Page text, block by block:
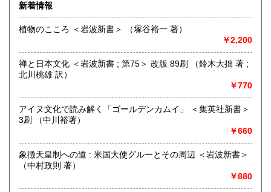
追分コロニーは「豊かな暮らし」をテーマにした「村の古本
屋」です。人が精神的に豊かな生活を送るための 様々な遊び
的「衣・食・住、アート、音楽、旅、 趣味、健康、文芸、経
済、社会、哲学、政治」 等の幅広いテーマを扱います。
「日本の古本屋」で販売している古本は、隣りの「文化磁場
油や」で一部展示販売も春～秋にしています、堀辰雄、立原
道造、加藤周一などのゆかりの土地柄です。信州にお越しの
沿線名：しなの鉄道
最寄駅：信濃追分駅
定休日：火・水曜日(夏季:毎日営業、冬季:天気次第)
新着情報
植物のこころ ＜岩波新書＞ （塚谷裕一 著）
￥2,200
禅と日本文化 ＜岩波新書 ; 第75＞ 改版 89刷 （鈴木大拙 著 ;
北川桃雄 訳）
￥770
アイヌ文化で読み解く「ゴールデンカムイ」 ＜集英社新書＞
3刷 （中川裕著）
￥660
象徴天皇制への道 : 米国大使グルーとその周辺 ＜岩波新書＞
（中村政則 著）
￥880